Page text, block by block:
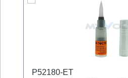
P52180-ET